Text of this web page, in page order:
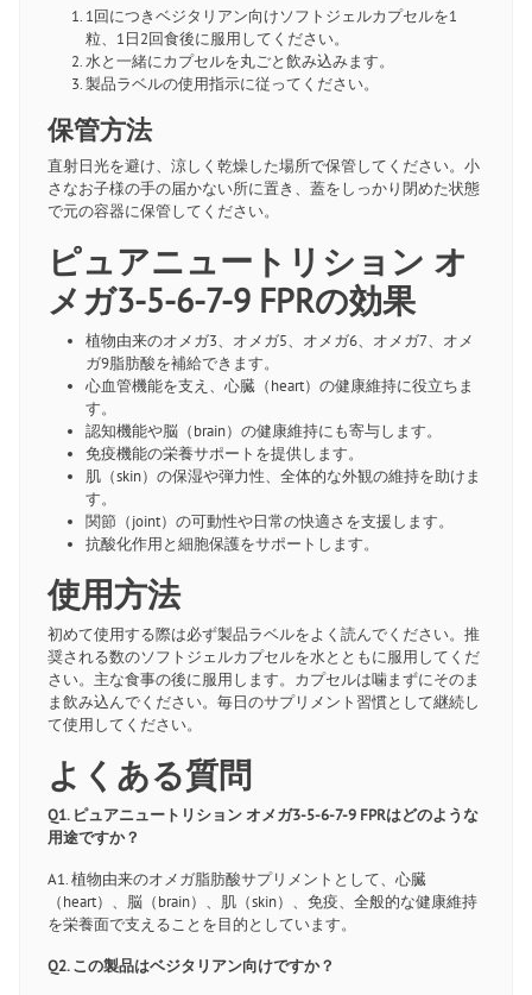
1回につきベジタリアン向けソフトジェルカプセルを1
粒、1日2回食後に服用してください。
水と一緒にカプセルを丸ごと飲み込みます。
製品ラベルの使用指示に従ってください。
保管方法
直射日光を避け、涼しく乾燥した場所で保管してください。小
さなお子様の手の届かない所に置き、蓋をしっかり閉めた状態
で元の容器に保管してください。
ピュアニュートリション オ
メガ3-5-6-7-9 FPRの効果
植物由来のオメガ3、オメガ5、オメガ6、オメガ7、オメ
ガ9脂肪酸を補給できます。
心血管機能を支え、心臓（heart）の健康維持に役立ちま
す。
認知機能や脳（brain）の健康維持にも寄与します。
免疫機能の栄養サポートを提供します。
肌（skin）の保湿や弾力性、全体的な外観の維持を助けま
す。
関節（joint）の可動性や日常の快適さを支援します。
抗酸化作用と細胞保護をサポートします。
使用方法
初めて使用する際は必ず製品ラベルをよく読んでください。推
奨される数のソフトジェルカプセルを水とともに服用してくだ
さい。主な食事の後に服用します。カプセルは噛まずにそのま
ま飲み込んでください。毎日のサプリメント習慣として継続し
て使用してください。
よくある質問
Q1. ピュアニュートリション オメガ3-5-6-7-9 FPRはどのような
用途ですか？
A1. 植物由来のオメガ脂肪酸サプリメントとして、心臓
（heart）、脳（brain）、肌（skin）、免疫、全般的な健康維持
を栄養面で支えることを目的としています。
Q2. この製品はベジタリアン向けですか？